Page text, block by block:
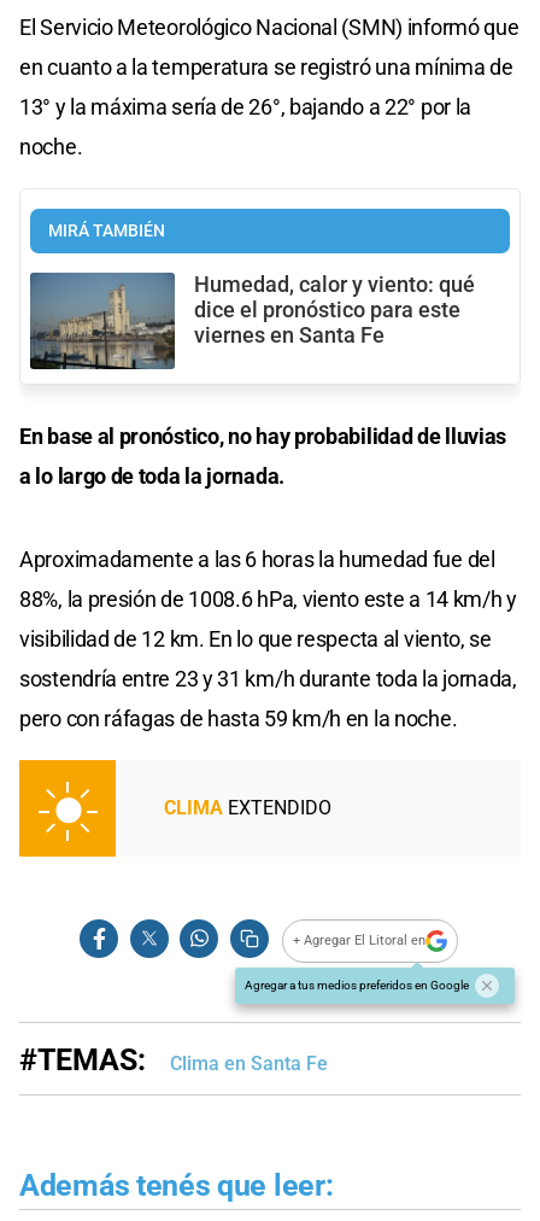
El Servicio Meteorológico Nacional (SMN) informó que
en cuanto a la temperatura se registró una mínima de
13° y la máxima sería de 26°, bajando a 22° por la
noche.
MIRÁ TAMBIÉN
Humedad, calor y viento: qué
dice el pronóstico para este
viernes en Santa Fe
En base al pronóstico, no hay probabilidad de lluvias
a lo largo de toda la jornada.
Aproximadamente a las 6 horas la humedad fue del
88%, la presión de 1008.6 hPa, viento este a 14 km/h y
visibilidad de 12 km. En lo que respecta al viento, se
sostendría entre 23 y 31 km/h durante toda la jornada,
pero con ráfagas de hasta 59 km/h en la noche.
CLIMA EXTENDIDO
+ Agregar El Litoral en
Agregar a tus medios preferidos en Google
#TEMAS: Clima en Santa Fe
Además tenés que leer: